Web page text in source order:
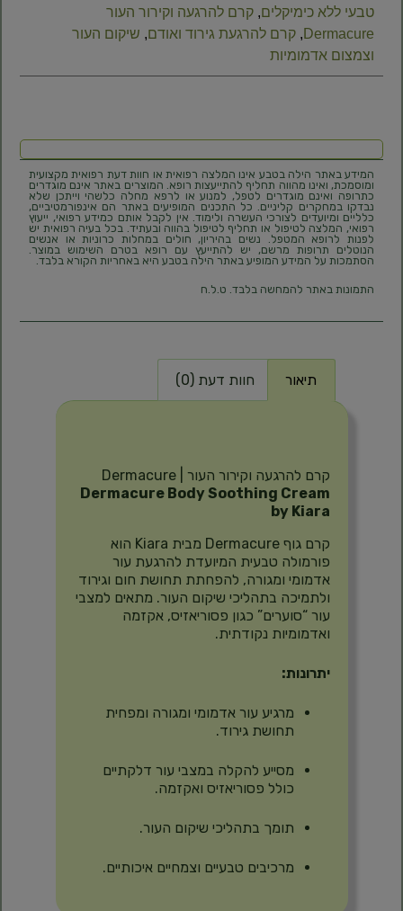
טבעי ללא כימיקלים, קרם להרגעה וקירור העור
Dermacure
, קרם להרגעת גירוד ואודם, שיקום העור
וצמצום אדמומיות
המידע באתר הילה בטבע אינו המלצה רפואית או חוות דעת רפואית מקצועית
ומוסמכת, ואינו מהווה תחליף להתייעצות רופא. המוצרים באתר אינם מוגדרים
כתרופה ואינם מוגדרים לטפל, למנוע או לרפא מחלה כלשהי וייתכן שלא
נבדקו במחקרים קליניים. כל התכנים המופיעים באתר הם אינפורמטיביים,
כלליים ומיועדים לצורכי העשרה ולימוד. אין לקבל אותם כמידע רפואי, ייעוץ
רפואי, המלצה לטיפול או תחליף לטיפול בהווה ובעתיד. בכל בעיה רפואית יש
לפנות לרופא המטפל. נשים בהיריון, חולים במחלות כרוניות או אנשים
הנוטלים תרופות מרשם, יש להתייעץ עם רופא בטרם השימוש במוצר.
הסתמכות על המידע המופיע באתר הילה בטבע היא באחריות הקורא בלבד.
התמונות באתר להמחשה בלבד. ט.ל.ח
תיאור חוות דעת (0)
קרם להרגעה וקירור העור Dermacure |
Dermacure Body Soothing Cream
by Kiara
קרם גוף Dermacure מבית Kiara הוא
פורמולה טבעית המיועדת להרגעת עור
אדמומי ומגורה, להפחתת תחושת חום וגירוד
ולתמיכה בתהליכי שיקום העור. מתאים למצבי
עור “סוערים” כגון פסוריאזיס, אקזמה
ואדמומיות נקודתית.
יתרונות:
מרגיע עור אדמומי ומגורה ומפחית
תחושת גירוד.
מסייע להקלה במצבי עור דלקתיים
כולל פסוריאזיס ואקזמה.
תומך בתהליכי שיקום העור.
מרכיבים טבעיים וצמחיים איכותיים.